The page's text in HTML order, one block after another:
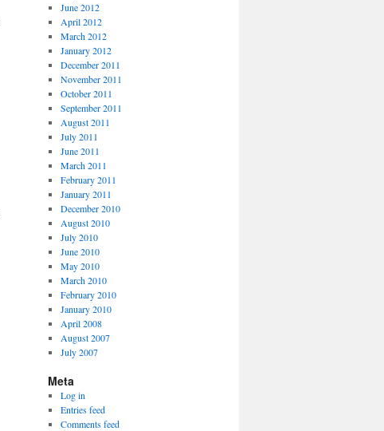
June 2012
April 2012
March 2012
January 2012
December 2011
November 2011
October 2011
September 2011
August 2011
July 2011
June 2011
March 2011
February 2011
January 2011
December 2010
August 2010
July 2010
June 2010
May 2010
March 2010
February 2010
January 2010
April 2008
August 2007
July 2007
Meta
Log in
Entries feed
Comments feed